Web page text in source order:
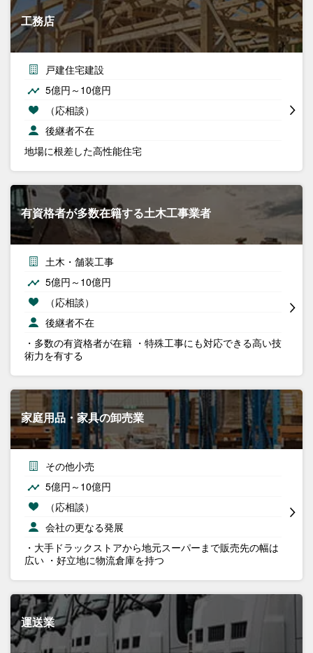
工務店
戸建住宅建設
5億円～10億円
（応相談）
後継者不在
地場に根差した高性能住宅
有資格者が多数在籍する土木工事業者
土木・舗装工事
5億円～10億円
（応相談）
後継者不在
・多数の有資格者が在籍 ・特殊工事にも対応できる高い技
術力を有する
家庭用品・家具の卸売業
その他小売
5億円～10億円
（応相談）
会社の更なる発展
・大手ドラックストアから地元スーパーまで販売先の幅は
広い ・好立地に物流倉庫を持つ
運送業